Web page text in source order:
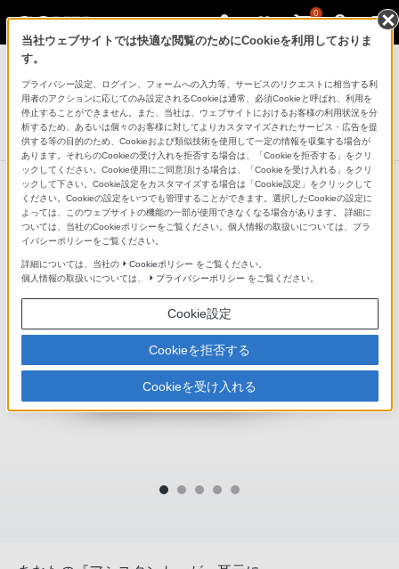
0
Xperia Smart Products
ボイスアシスタント機能搭載Bluetoothモノラルヘッドセット
Xperia Ear（XEA10）
DISCONTINUED 生産完了
当社ウェブサイトでは快適な閲覧のためにCookieを利用しておりま
す。
プライバシー設定、ログイン、フォームへの入力等、サービスのリクエストに相当する利
用者のアクションに応じてのみ設定されるCookieは通常、必須Cookieと呼ばれ、利用を
停止することができません。また、当社は、ウェブサイトにおけるお客様の利用状況を分
析するため、あるいは個々のお客様に対してよりカスタマイズされたサービス・広告を提
供する等の目的のため、Cookieおよび類似技術を使用して一定の情報を収集する場合が
あります。それらのCookieの受け入れを拒否する場合は、「Cookieを拒否する」をクリ
ックしてください。Cookie使用にご同意頂ける場合は、「Cookieを受け入れる」をクリ
ックして下さい。Cookie設定をカスタマイズする場合は「Cookie設定」をクリックして
ください。Cookieの設定をいつでも管理することができます。選択したCookieの設定に
よっては、このウェブサイトの機能の一部が使用できなくなる場合があります。 詳細に
ついては、当社のCookieポリシーをご覧ください。個人情報の取扱いについては、プラ
イバシーポリシーをご覧ください。
詳細については、当社の Cookieポリシー をご覧ください。
個人情報の取扱いについては、
プライバシーポリシー をご覧ください。
Cookie設定
Cookieを拒否する
Cookieを受け入れる